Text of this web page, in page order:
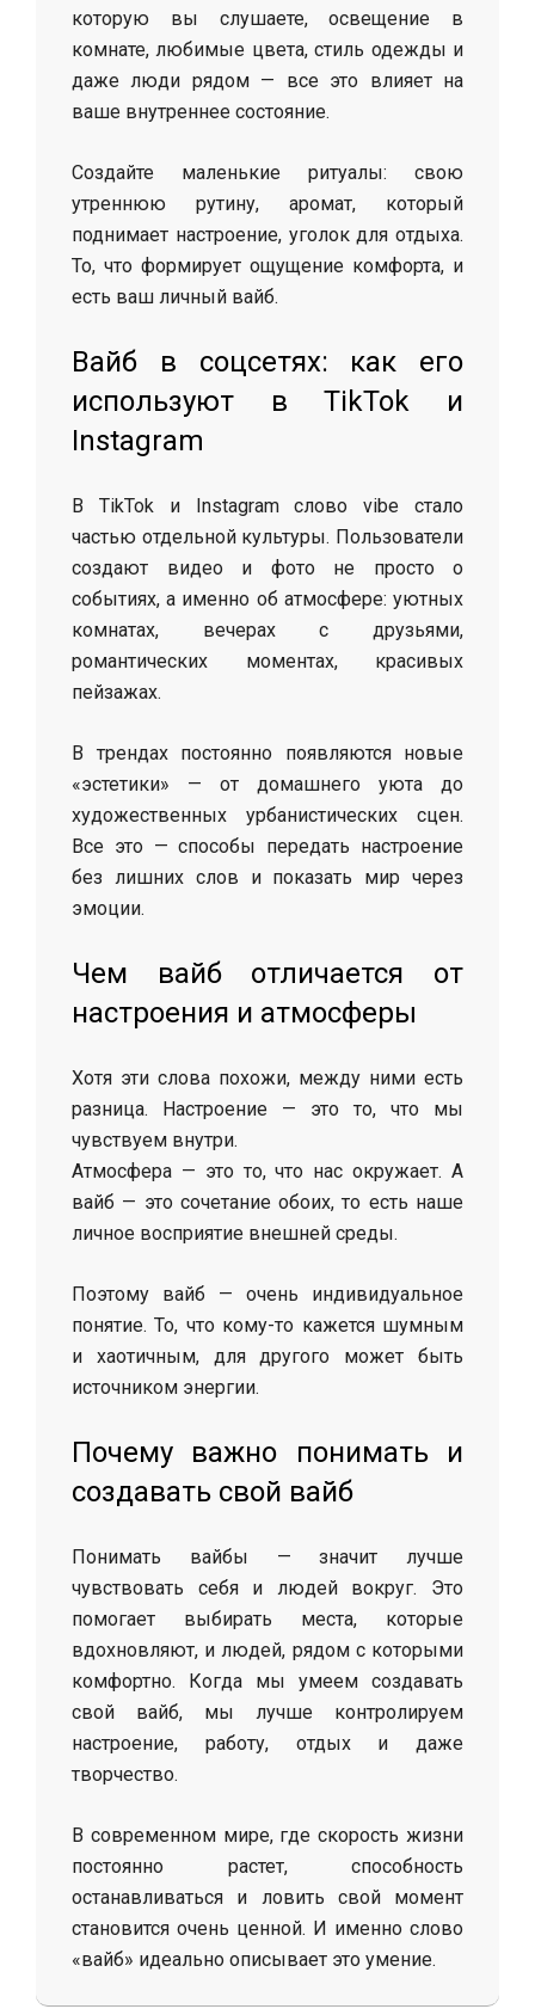
которую вы слушаете, освещение в
комнате, любимые цвета, стиль одежды и
даже люди рядом — все это влияет на
ваше внутреннее состояние.
Создайте маленькие ритуалы: свою
утреннюю рутину, аромат, который
поднимает настроение, уголок для отдыха.
То, что формирует ощущение комфорта, и
есть ваш личный вайб.
Вайб в соцсетях: как его
используют в TikTok и
Instagram
В TikTok и Instagram слово vibe стало
частью отдельной культуры. Пользователи
создают видео и фото не просто о
событиях, а именно об атмосфере: уютных
комнатах, вечерах с друзьями,
романтических моментах, красивых
пейзажах.
В трендах постоянно появляются новые
«эстетики» — от домашнего уюта до
художественных урбанистических сцен.
Все это — способы передать настроение
без лишних слов и показать мир через
эмоции.
Чем вайб отличается от
настроения и атмосферы
Хотя эти слова похожи, между ними есть
разница. Настроение — это то, что мы
чувствуем внутри.
Атмосфера — это то, что нас окружает. А
вайб — это сочетание обоих, то есть наше
личное восприятие внешней среды.
Поэтому вайб — очень индивидуальное
понятие. То, что кому-то кажется шумным
и хаотичным, для другого может быть
источником энергии.
Почему важно понимать и
создавать свой вайб
Понимать вайбы — значит лучше
чувствовать себя и людей вокруг. Это
помогает выбирать места, которые
вдохновляют, и людей, рядом с которыми
комфортно. Когда мы умеем создавать
свой вайб, мы лучше контролируем
настроение, работу, отдых и даже
творчество.
В современном мире, где скорость жизни
постоянно растет, способность
останавливаться и ловить свой момент
становится очень ценной. И именно слово
«вайб» идеально описывает это умение.
2025-